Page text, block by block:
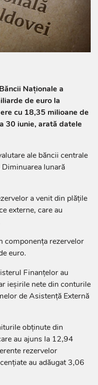
Naționale a
de euro la
cu 18,35 milioane de
30 iunie, arată datele
ale băncii centrale
lunară
a venit din plățile
externe, care au
componența rezervelor
euro.
Finanțelor au
ieșirile nete din conturile
de Asistență Externă
obținute din
au ajuns la 12,94
rezervelor
au adăugat 3,06